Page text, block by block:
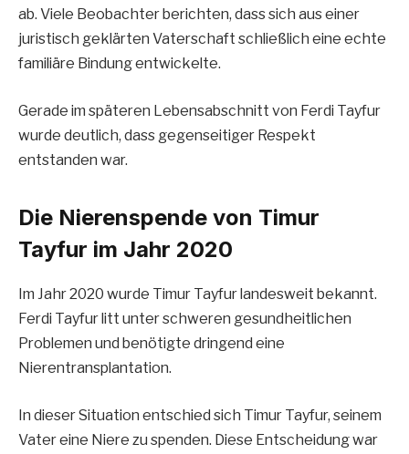
ab. Viele Beobachter berichten, dass sich aus einer
juristisch geklärten Vaterschaft schließlich eine echte
familiäre Bindung entwickelte.
Gerade im späteren Lebensabschnitt von Ferdi Tayfur
wurde deutlich, dass gegenseitiger Respekt
entstanden war.
Die Nierenspende von Timur
Tayfur im Jahr 2020
Im Jahr 2020 wurde Timur Tayfur landesweit bekannt.
Ferdi Tayfur litt unter schweren gesundheitlichen
Problemen und benötigte dringend eine
Nierentransplantation.
In dieser Situation entschied sich Timur Tayfur, seinem
Vater eine Niere zu spenden. Diese Entscheidung war